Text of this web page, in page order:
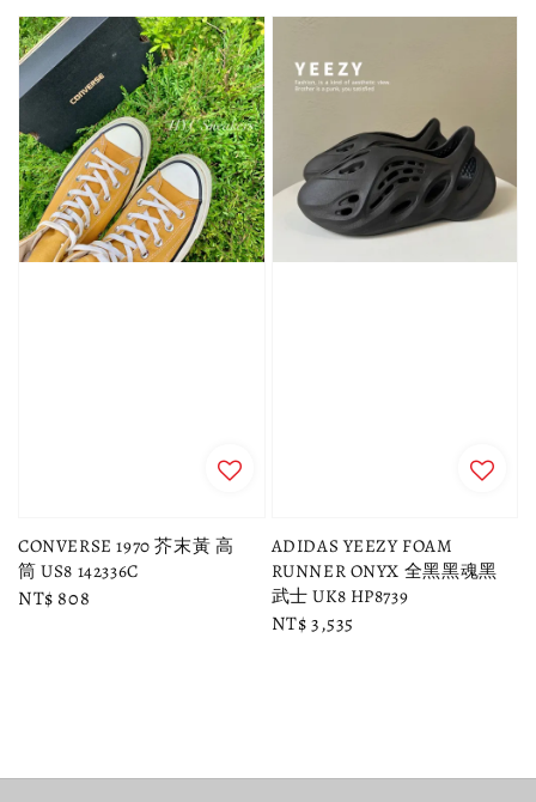
CONVERSE 1970 芥末黃 高
筒 US8 142336C
Regular
NT$ 808
ADIDAS YEEZY FOAM
RUNNER ONYX 全黑黑魂黑
武士 UK8 HP8739
Regular
NT$ 3,535